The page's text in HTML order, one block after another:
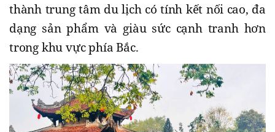
thành trung tâm du lịch có tính kết nối cao, đa
dạng sản phẩm và giàu sức cạnh tranh hơn
trong khu vực phía Bắc.